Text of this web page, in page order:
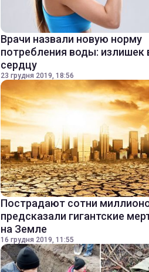
Врачи назвали новую норму
потребления воды: излишек
сердцу
23 грудня 2019, 18:56
Пострадают сотни
предсказали гигантские
на Земле
16 грудня 2019, 11:55